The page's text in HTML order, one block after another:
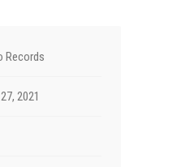
Records
2021